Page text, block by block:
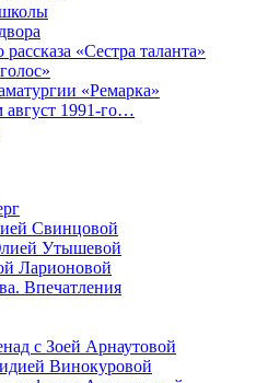
«Сестра таланта»
«Ремарка»
1991-го…
Свинцовой
Утышевой
Ларионовой
Впечатления
с Зоей Арнаутовой
Винокуровой